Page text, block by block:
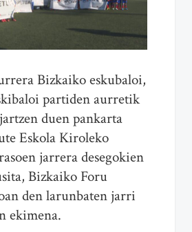
Bizkaiko eskubaloi,
partiden aurretik
duen pankarta
Eskola Kiroleko
jarrera desegokien
Bizkaiko Foru
den larunbaten jarri
ekimena.